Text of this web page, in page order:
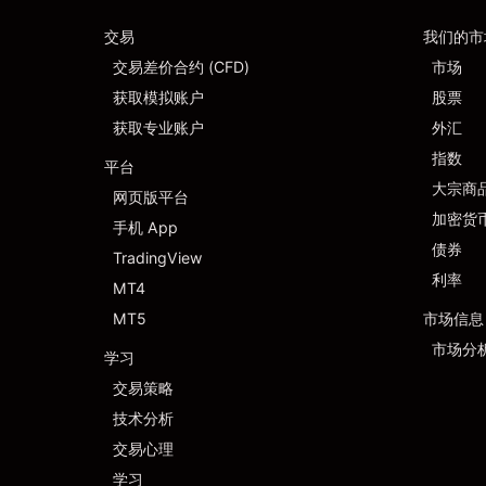
交易
交易差价合约 (CFD)
获取模拟账户
获取专业账户
平台
网页版平台
手机 App
TradingView
MT4
MT5
学习
交易策略
技术分析
交易心理
学习
我们的市
市场
股票
外汇
指数
大宗商
加密货
债券
利率
市场信息
市场分